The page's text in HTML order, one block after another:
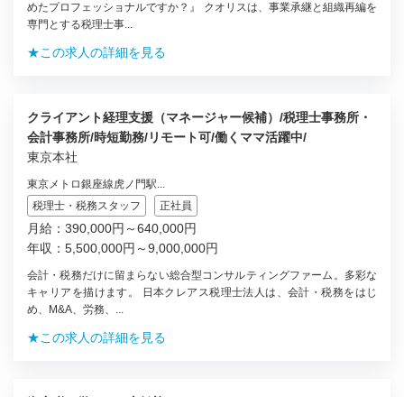
めたプロフェッショナルですか？』 クオリスは、事業承継と組織再編を
専門とする税理士事...
★この求人の詳細を見る
クライアント経理支援（マネージャー候補）/税理士事務所・
会計事務所/時短勤務/リモート可/働くママ活躍中/
東京本社
東京メトロ銀座線虎ノ門駅...
税理士・税務スタッフ
正社員
月給：390,000円～640,000円
年収：5,500,000円～9,000,000円
会計・税務だけに留まらない総合型コンサルティングファーム。多彩な
キャリアを描けます。 日本クレアス税理士法人は、会計・税務をはじ
め、M&A、労務、...
★この求人の詳細を見る